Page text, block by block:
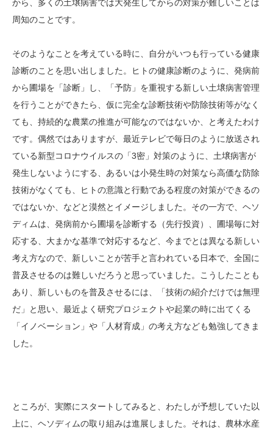
から、多くの土壌病害では大発生してからの対策が難しいことは
周知のことです。
そのようなことを考えている時に、自分がいつも行っている健康
診断のことを思い出しました。ヒトの健康診断のように、発病前
から圃場を「診断」し、「予防」を重視する新しい土壌病害管理
を行うことができたら、仮に完全な診断技術や防除技術等がなく
ても、持続的な農業の推進が可能なのではないか、と考えたわけ
です。偶然ではありますが、最近テレビで毎日のように放送され
ている新型コロナウイルスの「3密」対策のように、土壌病害が
発生しないようにする、あるいは小発生時の対策なら高価な防除
技術がなくても、ヒトの意識と行動である程度の対策ができるの
ではないか、などと漠然とイメージしました。その一方で、ヘソ
ディムは、発病前から圃場を診断する（先行投資）、圃場毎に対
応する、大まかな基準で対応するなど、今までとは異なる新しい
考え方なので、新しいことが苦手と言われている日本で、全国に
普及させるのは難しいだろうと思っていました。こうしたことも
あり、新しいものを普及させるには、「技術の紹介だけでは無理
だ」と思い、最近よく研究プロジェクトや起業の時に出てくる
「イノベーション」や「人材育成」の考え方なども勉強してきま
した。
ところが、実際にスタートしてみると、わたしが予想していた以
上に、ヘソディムの取り組みは進展しました。それは、農林水産